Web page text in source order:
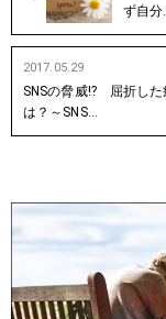
ず自
2017.05.29
SNSの脅威⁉︎ 屈折した
は？～SNS…